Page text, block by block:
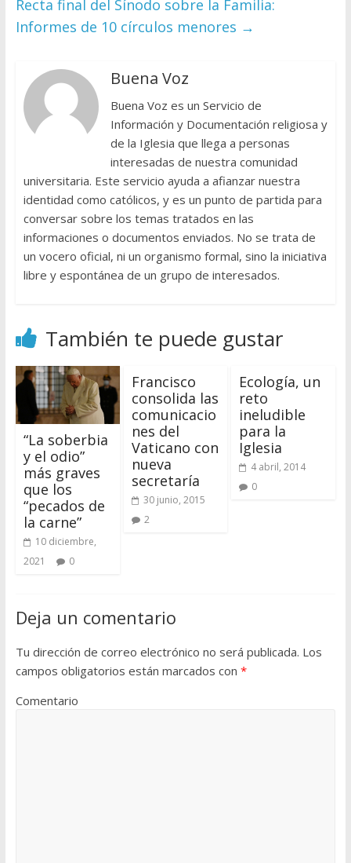
Recta final del Sínodo sobre la Familia:
Informes de 10 círculos menores →
Buena Voz
Buena Voz es un Servicio de
Información y Documentación religiosa y
de la Iglesia que llega a personas
interesadas de nuestra comunidad
universitaria. Este servicio ayuda a afianzar nuestra
identidad como católicos, y es un punto de partida para
conversar sobre los temas tratados en las
informaciones o documentos enviados. No se trata de
un vocero oficial, ni un organismo formal, sino la iniciativa
libre y espontánea de un grupo de interesados.
También te puede gustar
“La soberbia
y el odio”
más graves
que los
“pecados de
la carne”
10 diciembre,
2021
0
Francisco
consolida las
comunicacio
nes del
Vaticano con
nueva
secretaría
30 junio, 2015
2
Ecología, un
reto
ineludible
para la
Iglesia
4 abril, 2014
0
Deja un comentario
Tu dirección de correo electrónico no será publicada. Los
campos obligatorios están marcados con *
Comentario